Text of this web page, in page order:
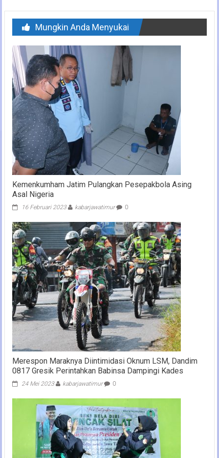
Mungkin Anda Menyukai
Kemenkumham Jatim Pulangkan Pesepakbola Asing
Asal Nigeria
16 Februari 2023 kabarjawatimur 0
Merespon Maraknya Diintimidasi Oknum LSM, Dandim
0817 Gresik Perintahkan Babinsa Dampingi Kades
24 Mei 2023 kabarjawatimur 0